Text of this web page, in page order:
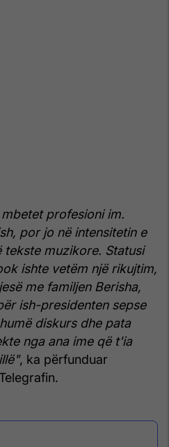
profesioni im.
por jo në intensitetin e
tekste muzikore. Statusi
ishte vetëm një rikujtim,
me familjen Berisha,
ish-presidenten sepse
diskurs dhe pata
nga ana ime që t'ia
, ka përfunduar